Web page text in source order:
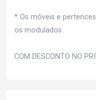
* Os móveis e
os modulados.
COM DESCONTO NO